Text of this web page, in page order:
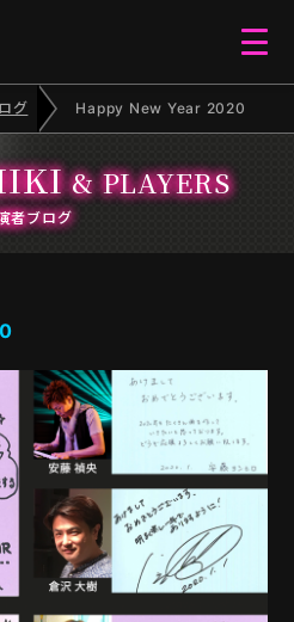
グ Happy New Year 2020
& PLAYERS
者ブログ